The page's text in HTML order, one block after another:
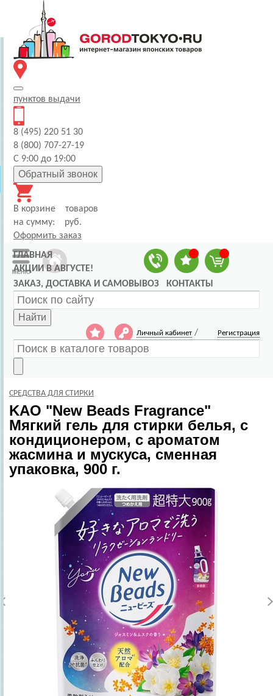
пунктов выдачи
8 (495) 220 51 30
8 (800) 707-27-19
С 9:00 до 19:00
Обратный звонок
В корзине
товаров
на сумму:
руб.
Оформить заказ
ГЛАВНАЯ
АКЦИИ В АВГУСТЕ!
ЗАКАЗ, ДОСТАВКА И САМОВЫВОЗ
КОНТАКТЫ
Найти
Личный кабинет / Регистрация
СРЕДСТВА ДЛЯ СТИРКИ
KAO "New Beads Fragrance"
Мягкий гель для стирки белья, с
кондиционером, с ароматом
жасмина и мускуса, сменная
упаковка, 900 г.